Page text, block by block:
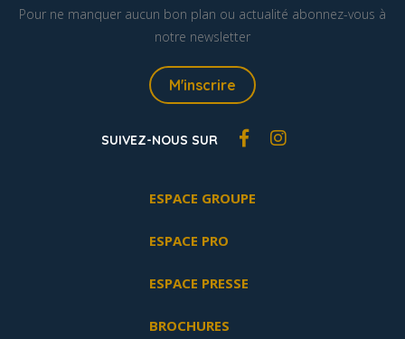
Pour ne manquer aucun bon plan ou actualité abonnez-vous à
notre newsletter
M'inscrire
SUIVEZ-NOUS SUR
ESPACE GROUPE
ESPACE PRO
ESPACE PRESSE
BROCHURES